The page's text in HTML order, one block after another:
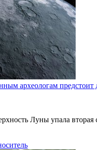
археологам предстоит
Луны упала